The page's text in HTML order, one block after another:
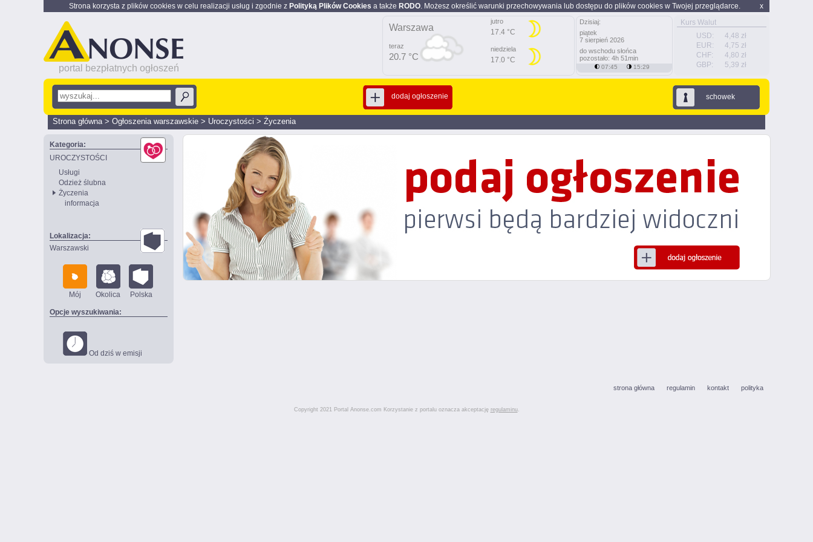
x
Strona korzysta z plików cookies w celu realizacji usług i zgodnie z Polityką Plików Cookies a także RODO. Możesz określić warunki przechowywania lub dostępu do plików cookies w Twojej przeglądarce.
portal bezpłatnych ogłoszeń
Kurs Walut
USD:
4,48 zł
EUR:
4,75 zł
CHF:
4,80 zł
GBP:
5,39 zł
Warszawa
teraz
20.7 °C
jutro
17.4 °C
niedziela
17.0 °C
Dzisiaj:
piątek
7 sierpień 2026
do wschodu słońca
pozostało: 4h 51min
07:45 15:29
schowek
dodaj ogłoszenie
Strona główna> Ogłoszenia warszawskie > Uroczystości > Życzenia
Kategoria:
UROCZYSTOŚCI
Usługi
Odzież ślubna
Życzenia
informacja
Lokalizacja:
Warszawski
Mój Okolica Polska
Opcje wyszukiwania:
Od dziś w emisji
strona główna regulamin kontakt polityka
Copyright 2021 Portal Anonse.com Korzystanie z portalu oznacza akceptację regulaminu.